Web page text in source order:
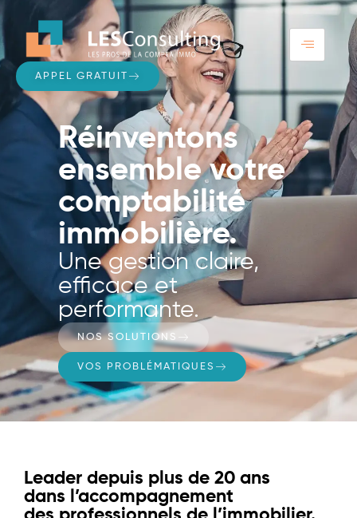
APPEL GRATUIT
Réinventons
ensemble votre
comptabilité
immobilière.
Une gestion claire,
efficace et
performante.
NOS SOLUTIONS
VOS PROBLÉMATIQUES
Leader depuis plus de 20 ans
dans l’accompagnement